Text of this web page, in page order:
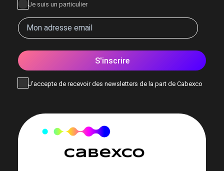
Je suis un particulier
S'inscrire
J’accepte de recevoir des newsletters de la part de Cabexco